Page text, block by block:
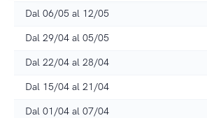
Dal 06/05 al 12/05
Dal 29/04 al 05/05
Dal 22/04 al 28/04
Dal 15/04 al 21/04
Dal 01/04 al 07/04